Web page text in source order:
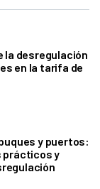
la desregulación
en la tarifa de
y puertos:
prácticos y